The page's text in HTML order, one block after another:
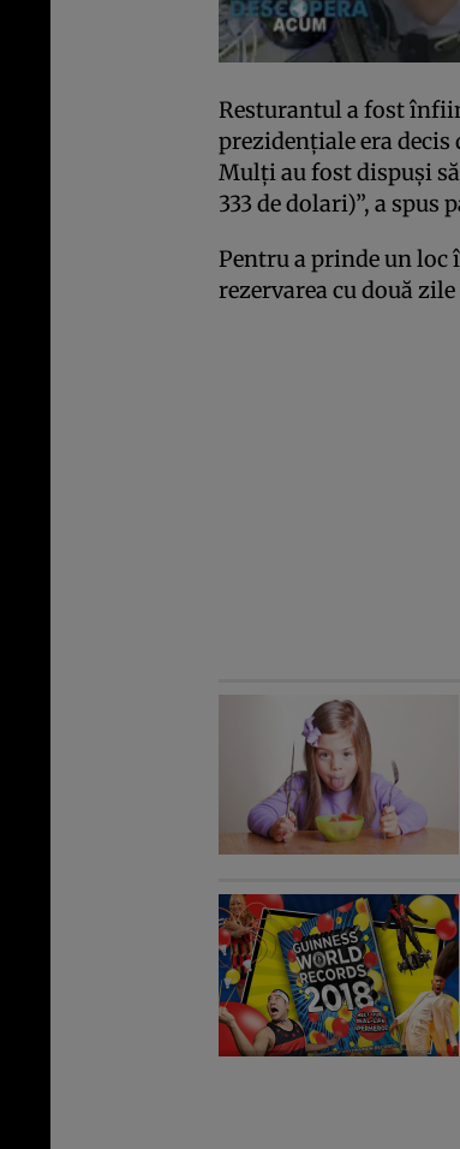
Resturantul a fost
prezidenţiale era
Mulţi au fost dispuşi
333 de dolari)”, a spus
Pentru a prinde un loc
rezervarea cu două